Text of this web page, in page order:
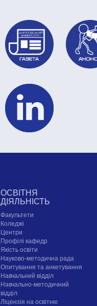
ОСВІТНЯ
ДІЯЛЬНІСТЬ
Факультети
Коледжі
Центри
Профілі кафедр
Якість освіти
Науково-методична рада
Опитування та анкетування
Навчальний відділ
Навчально-методичний
відділ
Ліцензія на освітню